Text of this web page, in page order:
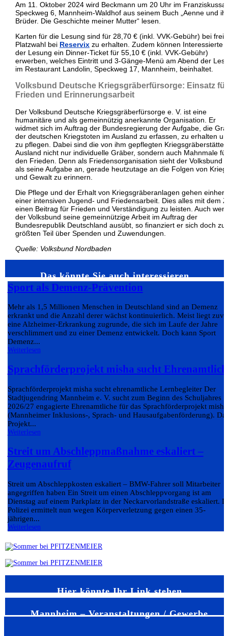
Am 11. Oktober 2024 wird Beckmann um 20 Uhr im
Speckweg 6, Mannheim-Waldhof aus seinem Buch „Aenne und
Brüder. Die Geschichte meiner Mutter“ lesen.
Karten für die Lesung sind für 28,70 € (inkl. VVK-Gebühr) bei
Platzwahl bei Reservix zu erhalten. Zudem können Interessierte
der Lesung ein Dinner-Ticket für 55,10 € (inkl. VVK-Gebühr)
erwerben, welches Eintritt und 3-Gänge-Menü am Abend der
im Restaurant Landolin, Speckweg 17, Mannheim, beinhaltet.
Volksbund Deutsche Kriegsgräberfürsorge: Einsatz für
Frieden und Erinnerungsarbeit
Der Volksbund Deutsche Kriegsgräberfürsorge e. V. ist eine
humanitäre und als gemeinnützig anerkannte Organisation. Er
widmet sich im Auftrag der Bundesregierung der Aufgabe, die
der deutschen Kriegstoten im Ausland zu erfassen, zu erhalten
zu pflegen. Dabei sind die von ihm gepflegten
Ausland nicht nur individuelle Gräber, sondern auch Mahnmale für
den Frieden. Denn als Friedensorganisation sieht der Volksbund
als seine Aufgabe an, gerade heutzutage an die Folgen von Krieg
und Gewalt zu erinnern.
Die Pflege und der Erhalt von Kriegsgräberanlagen gehen einher
einer intensiven Jugend- und Friedensarbeit. Dies alles mit dem
einen Beitrag für Frieden und Verständigung zu leisten. Auch
der Volksbund seine gemeinnützige Arbeit im Auftrag der
Bundesrepublik Deutschland ausübt, so finanziert er sich doch
größten Teil über Spenden und Zuwendungen.
Quelle: Volksbund Nordbaden
Das könnte Sie auch interessieren…
Sport als Demenz-Prävention
Mehr als 1,5 Millionen Menschen in Deutschland sind an Demenz
erkrankt und die Anzahl derer wächst kontinuierlich. Meist liegt
eine Alzheimer-Erkrankung zugrunde, die sich im Laufe der Jahre
verschlimmert und zu einer Demenz entwickelt. Doch kann Sport
Demenz...
Weiterlesen
Sprachförderprojekt misha sucht
Sprachförderprojekt misha sucht ehrenamtliche Lernbegleiter Der
Stadtjugendring Mannheim e. V. sucht zum Beginn des Schuljahres
2026/27 engagierte Ehrenamtliche für das Sprachförderprojekt misha
(Mannheimer Inklusions-, Sprach- und Hausaufgabenförderung).
Projekt...
Weiterlesen
Streit um Abschleppmaßnahme eskaliert –
Zeugenaufruf
Streit um Abschleppkosten eskaliert – BMW-Fahrer soll Mitarbeiter
angegriffen haben Ein Streit um einen Abschleppvorgang ist am
Dienstag auf einem Parkplatz in der Neckarvorlandstraße eskaliert.
Polizei ermittelt nun wegen Körperverletzung gegen einen 35-
jährigen...
Weiterlesen
Hier könnte Ihr Link stehen
Mannheim – Veranstaltungen / Gewerbe